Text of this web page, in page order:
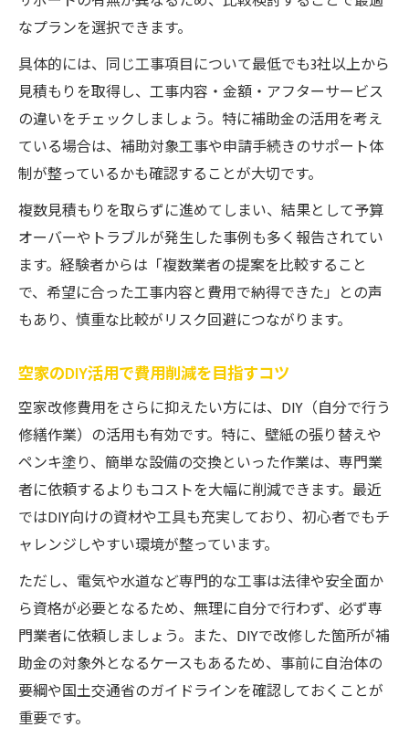
なプランを選択できます。
具体的には、同じ工事項目について最低でも3社以上から
見積もりを取得し、工事内容・金額・アフターサービス
の違いをチェックしましょう。特に補助金の活用を考え
ている場合は、補助対象工事や申請手続きのサポート体
制が整っているかも確認することが大切です。
複数見積もりを取らずに進めてしまい、結果として予算
オーバーやトラブルが発生した事例も多く報告されてい
ます。経験者からは「複数業者の提案を比較すること
で、希望に合った工事内容と費用で納得できた」との声
もあり、慎重な比較がリスク回避につながります。
空家のDIY活用で費用削減を目指すコツ
空家改修費用をさらに抑えたい方には、DIY（自分で行う
修繕作業）の活用も有効です。特に、壁紙の張り替えや
ペンキ塗り、簡単な設備の交換といった作業は、専門業
者に依頼するよりもコストを大幅に削減できます。最近
ではDIY向けの資材や工具も充実しており、初心者でもチ
ャレンジしやすい環境が整っています。
ただし、電気や水道など専門的な工事は法律や安全面か
ら資格が必要となるため、無理に自分で行わず、必ず専
門業者に依頼しましょう。また、DIYで改修した箇所が補
助金の対象外となるケースもあるため、事前に自治体の
要綱や国土交通省のガイドラインを確認しておくことが
重要です。